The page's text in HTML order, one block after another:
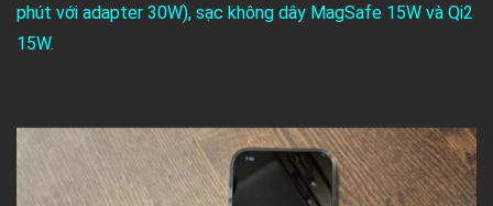
phút với adapter 30W), sạc không dây MagSafe 15W và Qi2
15W.